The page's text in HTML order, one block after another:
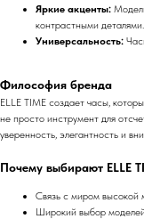
Яркие акценты:
контрастными деталями.
Универсальность:
Философия бренда
ELLE TIME создает часы,
не просто инструмент для
уверенность, элегантность и
Почему выбирают ELLE
Связь с миром высокой
Широкий выбор